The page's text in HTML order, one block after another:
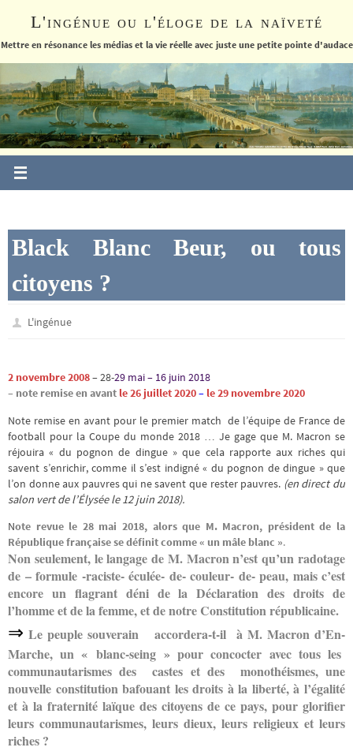
le
L'ingénue ou l'éloge de la naïveté
Mettre en résonance les médias et la vie réelle avec juste une petite pointe d'audace
Black Blanc Beur, ou tous
citoyens ?
L'ingénue
2 novembre 2008– 28-29 mai – 16 juin 2018
– note remise en avant le 26 juillet 2020– le 29 novembre 2020
Note remise en avant pour le premier match de l’équipe de France de
football pour la Coupe du monde 2018 … Je gage que M. Macron se
réjouira « du pognon de dingue » que cela rapporte aux riches qui
savent s’enrichir, comme il s’est indigné « du pognon de dingue » que
l’on donne aux pauvres qui ne savent que rester pauvres. (en direct du
salon vert de l’Élysée le 12 juin 2018).
Note revue le 28 mai 2018, alors que M. Macron, président de la
République française se définit comme « un mâle blanc ».
Non seulement, le langage de M. Macron n’est qu’un radotage
de – formule -raciste- éculée- de- couleur- de- peau, mais c’est
encore un flagrant déni de la Déclaration des droits de
l’homme et de la femme, et de notre Constitution républicaine.
⇒ Le peuple souverain accordera-t-il à M. Macron d’En-
Marche, un « blanc-seing » pour concocter avec tous les
communautarismes des castes et des monothéismes, une
nouvelle constitution bafouant les droits à la liberté, à l’égalité
et à la fraternité laïque des citoyens de ce pays, pour glorifier
leurs communautarismes, leurs dieux, leurs religieux et leurs
riches ?